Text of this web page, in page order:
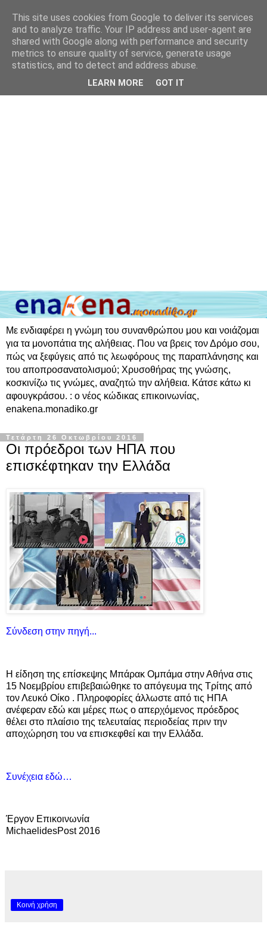
Με ενδιαφέρει η γνώμη του συνανθρώπου μου και νοιάζομαι
για τα μονοπάτια της αλήθειας. Που να βρεις τον Δρόμο σου,
πώς να ξεφύγεις από τις λεωφόρους της παραπλάνησης και
του αποπροσανατολισμού; Χρυσοθήρας της γνώσης,
κοσκινίζω τις γνώμες, αναζητώ την αλήθεια. Κάτσε κάτω κι
αφουγκράσου. : ο νέος κώδικας επικοινωνίας,
enakena.monadiko.gr
Τετάρτη 26 Οκτωβρίου 2016
Οι πρόεδροι των ΗΠΑ που
επισκέφτηκαν την Ελλάδα
Σύνδεση στην πηγή...
Η είδηση της επίσκεψης Μπάρακ Ομπάμα στην Αθήνα στις
15 Νοεμβρίου επιβεβαιώθηκε το απόγευμα της Τρίτης από
τον Λευκό Οίκο . Πληροφορίες άλλωστε από τις ΗΠΑ
ανέφεραν εδώ και μέρες πως ο απερχόμενος πρόεδρος
θέλει στο πλαίσιο της τελευταίας περιοδείας πριν την
αποχώρηση του να επισκεφθεί και την Ελλάδα.
Συνέχεια εδώ…
Έργον Επικοινωνία
MichaelidesPost 2016
Κοινή χρήση
This site uses cookies from Google to deliver its services
and to analyze traffic. Your IP address and user-agent are
shared with Google along with performance and security
metrics to ensure quality of service, generate usage
statistics, and to detect and address abuse.
LEARN MORE GOT IT